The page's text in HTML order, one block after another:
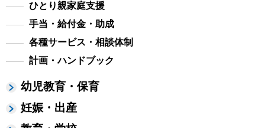
ひとり親家庭支援
手当・給付金・助成
各種サービス・相談体制
計画・ハンドブック
幼児教育・保育
妊娠・出産